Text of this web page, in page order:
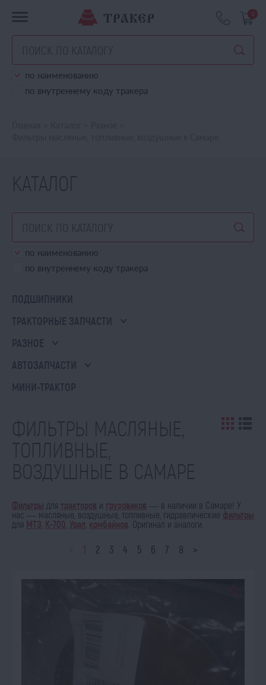
0
по наименованию
по внутреннему коду тракера
КАТАЛОГ
по наименованию
по внутреннему коду тракера
ПОДШИПНИКИ
ТРАКТОРНЫЕ ЗАПЧАСТИ
РАЗНОЕ
АВТОЗАПЧАСТИ
МИНИ-ТРАКТОР
ФИЛЬТРЫ МАСЛЯНЫЕ,
ТОПЛИВНЫЕ,
ВОЗДУШНЫЕ В САМАРЕ
Фильтры для тракторов и грузовиков — в наличии в Самаре! У
нас — масляные, воздушные, топливные, гидравлические фильтры
для МТЗ К-700 Урал комбайнов . Оригинал и аналоги.
1 2 3 4 5 6 7 8 >